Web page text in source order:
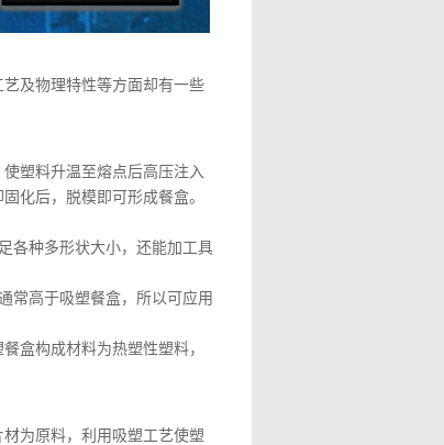
及物理特性等方面却有一些
塑料升温至熔点后高压注入
化后，脱模即可形成餐盒。
各种多形状大小，还能加工具
常高于吸塑餐盒，所以可应用
盒构成材料为热塑性塑料，
为原料，利用吸塑工艺使塑